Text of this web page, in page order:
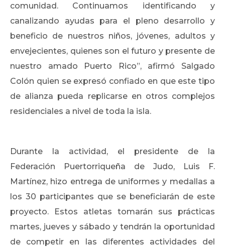
comunidad. Continuamos identificando y
canalizando ayudas para el pleno desarrollo y
beneficio de nuestros niños, jóvenes, adultos y
envejecientes, quienes son el futuro y presente de
nuestro amado Puerto Rico”, afirmó Salgado
Colón quien se expresó confiado en que este tipo
de alianza pueda replicarse en otros complejos
residenciales a nivel de toda la isla.
Durante la actividad, el presidente de la
Federación Puertorriqueña de Judo, Luis F.
Martínez, hizo entrega de uniformes y medallas a
los 30 participantes que se beneficiarán de este
proyecto. Estos atletas tomarán sus prácticas
martes, jueves y sábado y tendrán la oportunidad
de competir en las diferentes actividades del